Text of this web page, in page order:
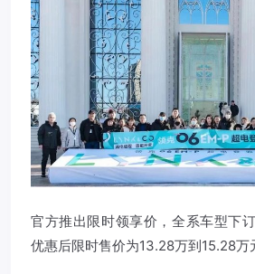
官方推出限时领享价，全系车型下
优惠后限时售价为13.28万到15.28万